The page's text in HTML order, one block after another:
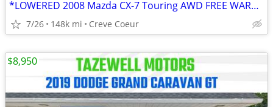
*LOWERED 2008 Mazda CX-7 Touring AWD FREE WARRANTY
7/26 148k mi Creve Coeur
$8,950